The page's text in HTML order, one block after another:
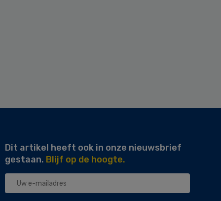
Dit artikel heeft ook in onze nieuwsbrief
gestaan. Blijf op de hoogte.
Uw